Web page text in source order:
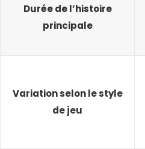
Durée de l’histoire
principale
Variation selon le style
de jeu